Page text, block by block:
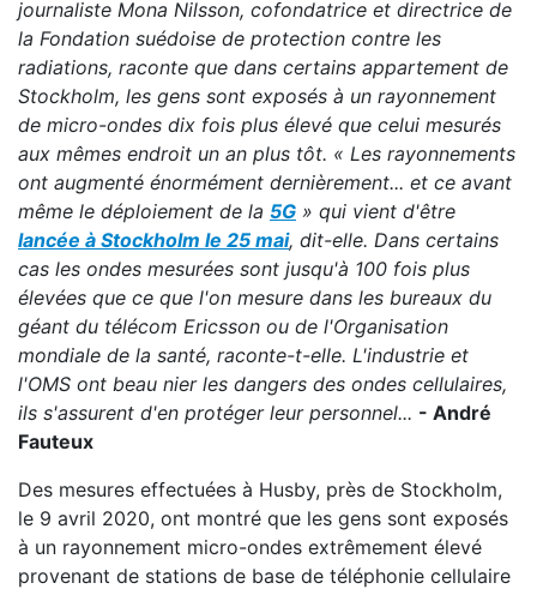
journaliste Mona Nilsson, cofondatrice et directrice de
la Fondation suédoise de protection contre les
radiations, raconte que dans certains appartement de
Stockholm, les gens sont exposés à un rayonnement
de micro-ondes dix fois plus élevé que celui mesurés
aux mêmes endroit un an plus tôt. « Les rayonnements
ont augmenté énormément dernièrement... et ce avant
même le déploiement de la 5G » qui vient d'être
lancée à Stockholm le 25 mai, dit-elle. Dans certains
cas les ondes mesurées sont jusqu'à 100 fois plus
élevées que ce que l'on mesure dans les bureaux du
géant du télécom Ericsson ou de l'Organisation
mondiale de la santé, raconte-t-elle. L'industrie et
l'OMS ont beau nier les dangers des ondes cellulaires,
ils s'assurent d'en protéger leur personnel... - André
Fauteux
Des mesures effectuées à Husby, près de Stockholm,
le 9 avril 2020, ont montré que les gens sont exposés
à un rayonnement micro-ondes extrêmement élevé
provenant de stations de base de téléphonie cellulaire